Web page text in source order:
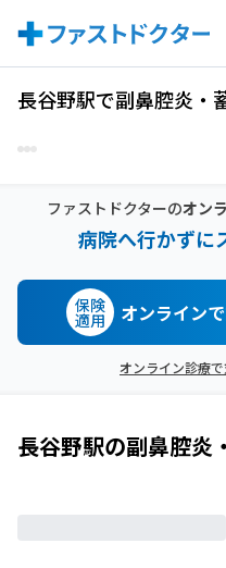
長谷野駅で副鼻腔炎・
ファストドクターのオン
病院へ行かずに
保険
適用 オンライン
オンライン診療
長谷野駅の副鼻腔炎